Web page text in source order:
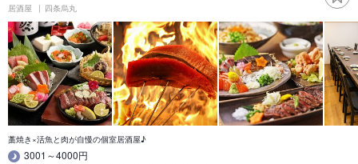
居酒屋 四条烏丸
藁焼き×活魚と肉が自慢の個室居酒屋♪
3001～4000円